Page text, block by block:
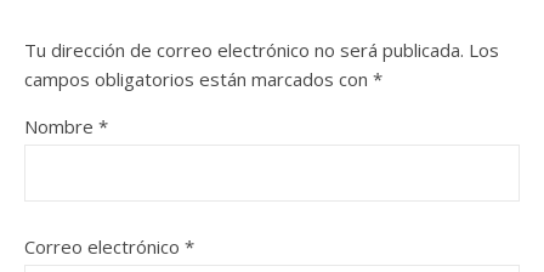
Tu dirección de correo electrónico no será publicada. Los
campos obligatorios están marcados con *
Nombre *
Correo electrónico *